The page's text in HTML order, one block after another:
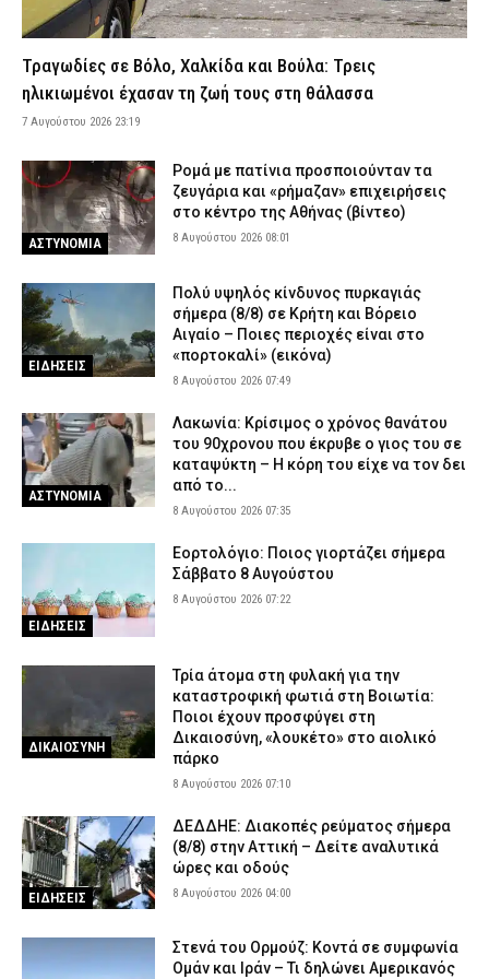
CAPITAL 7 Αυγούστου 2026 19:01
Άρειος Πάγος: Δεν ανασύρεται η υπόθεση των υποκλοπών από
το αρχείο
ΔΙΚΑΙΟΣΥΝΗ 7 Αυγούστου 2026 18:40
Ροδόπη – Μετέφεραν 15 αλλοδαπούς
ΑΣΤΥΝΟΜΙΑ 7 Αυγούστου 2026 18:27
Πυρκαγιά στην Ερμακιά Κοζάνης – Στη μάχη εναέρια και επίγεια
ΕΙΔΗΣΕΙΣ 7 Αυγούστου 2026 18:15
Έφυγε από τη ζωή η δημοσιογράφος Χριστίνα Πιτουρά
ΕΙΔΗΣΕΙΣ 7 Αυγούστου 2026 18:02
Άνω Λιόσια: Προφυλακίστηκαν οι δύο άνδρες για τον θάνατο
ηλικιωμένου που εντοπίστηκε εγκαταλελειμμένος
ΔΙΚΑΙΟΣΥΝΗ 7 Αυγούστου 2026 17:50
Κόρινθος: Αυτοκίνητο παρέσυρε γυναίκα στο κέντρο της πόλης
– Μεταφέρθηκε στο νοσοκομείο
Περίεργο περιστατικό στη Θεσσαλονίκη: Καταδίωξαν BMW, την
εμβόλισαν και εξαφανίστηκαν πριν φτάσει η Αστυνομία (βίντεο)
ΑΣΤΥΝΟΜΙΑ 7 Αυγούστου 2026 17:25
Τραγωδίες σε Βόλο, Χαλκίδα και Βούλα: Τρεις
ηλικιωμένοι έχασαν τη ζωή τους στη θάλασσα
7 Αυγούστου 2026 23:19
ΑΣΤΥΝΟΜΙΑ
Ρομά με πατίνια προσποιούνταν τα
ζευγάρια και «ρήμαζαν» επιχειρήσεις
στο κέντρο της Αθήνας (βίντεο)
8 Αυγούστου 2026 08:01
ΕΙΔΗΣΕΙΣ
Πολύ υψηλός κίνδυνος πυρκαγιάς
σήμερα (8/8) σε Κρήτη και Βόρειο
Αιγαίο – Ποιες περιοχές είναι στο
«πορτοκαλί» (εικόνα)
8 Αυγούστου 2026 07:49
ΑΣΤΥΝΟΜΙΑ
Λακωνία: Κρίσιμος ο χρόνος θανάτου
του 90χρονου που έκρυβε ο γιος του σε
καταψύκτη – Η κόρη του είχε να τον δει
από το...
8 Αυγούστου 2026 07:35
ΕΙΔΗΣΕΙΣ
Εορτολόγιο: Ποιος γιορτάζει σήμερα
Σάββατο 8 Αυγούστου
8 Αυγούστου 2026 07:22
ΔΙΚΑΙΟΣΥΝΗ
Τρία άτομα στη φυλακή για την
καταστροφική φωτιά στη Βοιωτία:
Ποιοι έχουν προσφύγει στη
Δικαιοσύνη, «λουκέτο» στο αιολικό
πάρκο
8 Αυγούστου 2026 07:10
ΕΙΔΗΣΕΙΣ
ΔΕΔΔΗΕ: Διακοπές ρεύματος σήμερα
(8/8) στην Αττική – Δείτε αναλυτικά
ώρες και οδούς
8 Αυγούστου 2026 04:00
Στενά του Ορμούζ: Κοντά σε συμφωνία
Ομάν και Ιράν – Τι δηλώνει Αμερικανός